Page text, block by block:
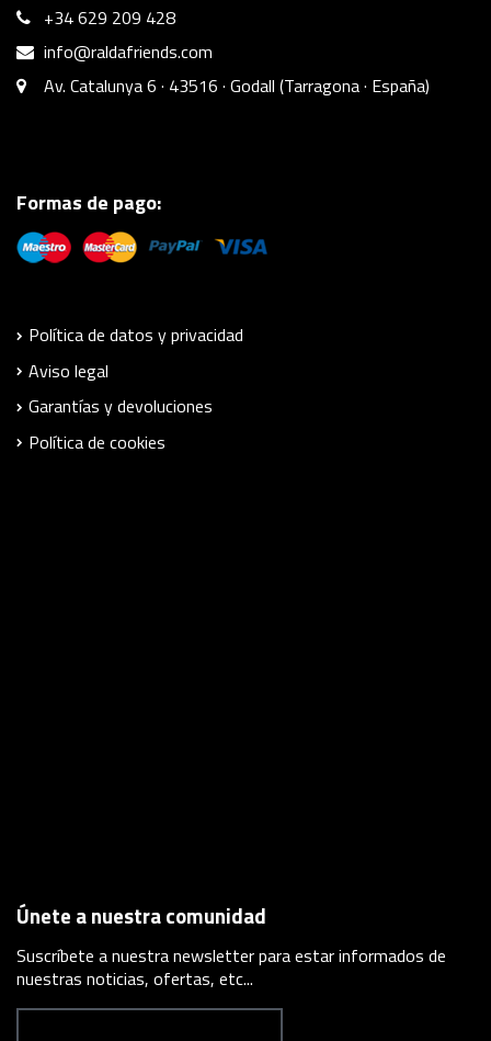
+34 629 209 428
info@raldafriends.com
Av. Catalunya 6 · 43516 · Godall (Tarragona · España)
Formas de pago:
Política de datos y privacidad
Aviso legal
Garantías y devoluciones
Política de cookies
Únete a nuestra comunidad
Suscríbete a nuestra newsletter para estar informados de
nuestras noticias, ofertas, etc...